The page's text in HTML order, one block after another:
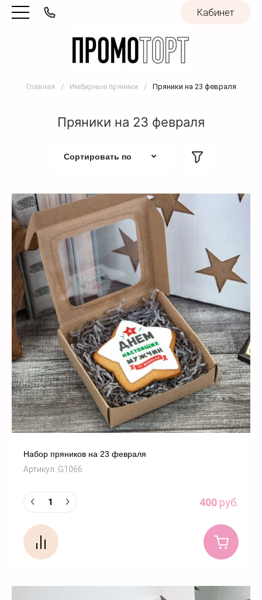
Кабинет
Главная / Имбирные пряники / Пряники на 23 февраля
Пряники на 23 февраля
Сортировать по
По цене
По алфавиту
По алфавиту
Не сортировать
Набор пряников на 23 февраля
Артикул: G1066
400 руб.